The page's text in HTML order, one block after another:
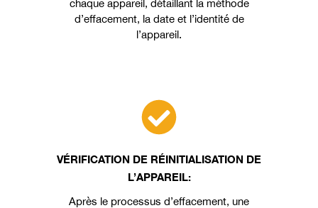
chaque appareil, détaillant la méthode
d’effacement, la date et l’identité de
l’appareil.
VÉRIFICATION DE RÉINITIALISATION DE
L’APPAREIL:
Après le processus d’effacement, une